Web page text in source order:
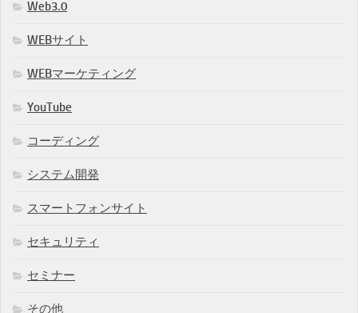
Web3.0
WEBサイト
WEBマーケティング
YouTube
コーディング
システム開発
スマートフォンサイト
セキュリティ
セミナー
その他